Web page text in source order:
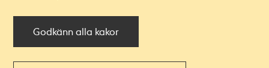
Godkänn alla kakor